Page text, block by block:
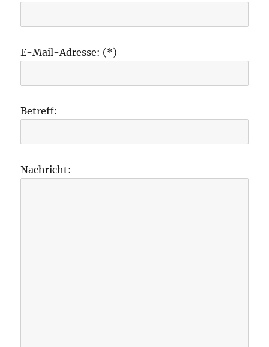
E-Mail-Adresse: (*)
Betreff:
Nachricht: